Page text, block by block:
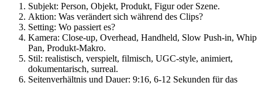
Subjekt: Person, Objekt, Produkt, Figur oder Szene.
Aktion: Was verändert sich während des Clips?
Setting: Wo passiert es?
Kamera: Close-up, Overhead, Handheld, Slow Push-in, Whip
Pan, Produkt-Makro.
Stil: realistisch, verspielt, filmisch, UGC-style, animiert,
dokumentarisch, surreal.
Seitenverhältnis und Dauer: 9:16, 6-12 Sekunden für das